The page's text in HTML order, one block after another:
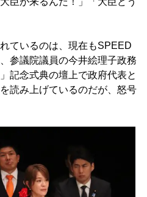
ているのは、現在もSPEED
参議院議員の今井絵理子政務
記念式典の壇上で政府代表と
読み上げているのだが、怒号